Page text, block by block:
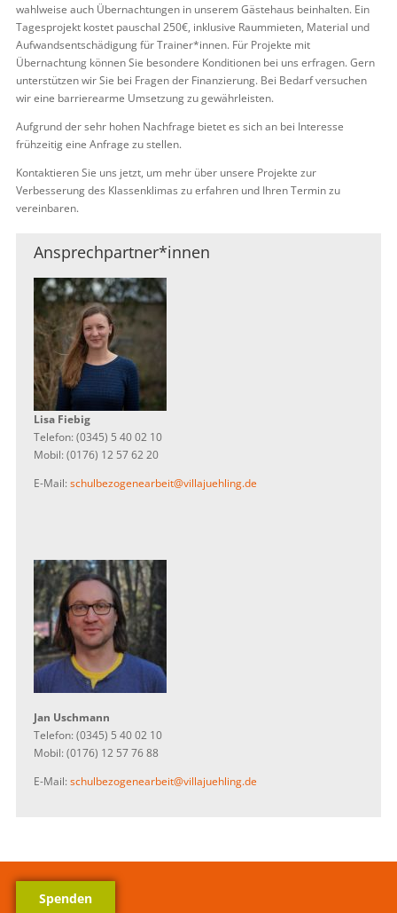
wahlweise auch Übernachtungen in unserem Gästehaus beinhalten. Ein
Tagesprojekt kostet pauschal 250€, inklusive Raummieten, Material und
Aufwandsentschädigung für Trainer*innen. Für Projekte mit
Übernachtung können Sie besondere Konditionen bei uns erfragen. Gern
unterstützen wir Sie bei Fragen der Finanzierung. Bei Bedarf versuchen
wir eine barrierearme Umsetzung zu gewährleisten.
Aufgrund der sehr hohen Nachfrage bietet es sich an bei Interesse
frühzeitig eine Anfrage zu stellen.
Kontaktieren Sie uns jetzt, um mehr über unsere Projekte zur
Verbesserung des Klassenklimas zu erfahren und Ihren Termin zu
vereinbaren.
Ansprechpartner*innen
Lisa Fiebig
Telefon: (0345) 5 40 02 10
Mobil: (0176) 12 57 62 20
E-Mail: schulbezogenearbeit@villajuehling.de
Jan Uschmann
Telefon: (0345) 5 40 02 10
Mobil: (0176) 12 57 76 88
E-Mail: schulbezogenearbeit@villajuehling.de
Spenden